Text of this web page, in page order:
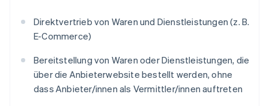
Direktvertrieb von Waren und Dienstleistungen (z. B.
E-Commerce)
Bereitstellung von Waren oder Dienstleistungen, die
über die Anbieterwebsite bestellt werden, ohne
dass Anbieter/innen als Vermittler/innen auftreten